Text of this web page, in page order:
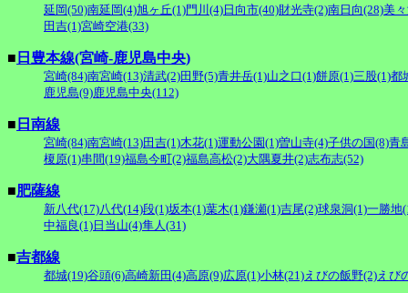
延岡(50)南延岡(4)旭ヶ丘(1)門川(4) 日向市(40)財光寺(2)南日向(28)美
田吉(1)宮崎空港(33)
■ 日豊本線(宮崎-鹿児島中央)
宮崎(84)南宮崎(13)清武(2)田野(5)青井岳(1)山之口(1)餅原(1)三股(1)都
鹿児島(9)鹿児島中央(112)
■ 日南線
宮崎(84)南宮崎(13)田吉(1)木花(1)運動公園(1)曽山寺(4)子供の国(8)青
榎原(1)串間(19)福島今町(2)福島高松(2)大隅夏井(2)志布志(52)
■肥薩線
新八代(17)八代(14)段(1)坂本(1)葉木(1)鎌瀬(1)吉尾(2)球泉洞(1)一勝地
中福良(1) 日当山(4)隼人(31)
■吉都線
都城(19)谷頭(6)高崎新田(4)高原(9)広原(1)小林(21)えびの飯野(2)えび